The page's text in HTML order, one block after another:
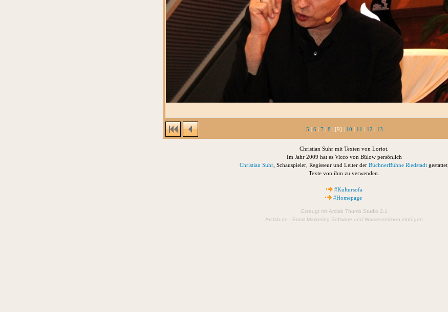
5 | 6| 7| 8 | [9] | 10 | 11 | 12 | 13
Christian Suhr mit Texten von Loriot.
Im Jahr 2009 hat es Vicco von Bülow persönlich
Christian Suhr, Schauspieler, Regisseur und Leiter der BüchnerBühne Riedstadtgestattet,
Texte von ihm zu verwenden.
#Kultursofa
#Homepage
Erzeugt mit Arclab Thumb Studio 2.1
Arclab.de - Email Marketing Software und Wasserzeichen einfügen